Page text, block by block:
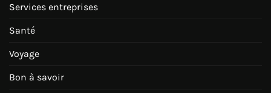
Services entreprises
Santé
Voyage
Bon à savoir